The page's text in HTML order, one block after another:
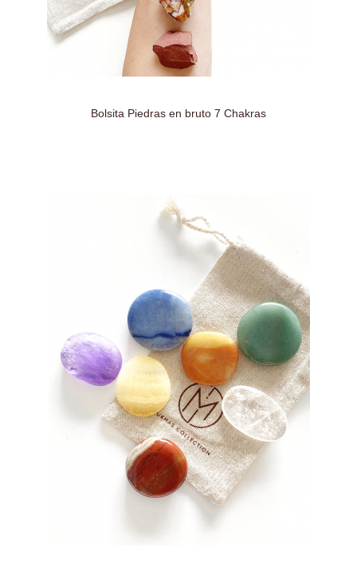
Bolsita Piedras en bruto 7 Chakras